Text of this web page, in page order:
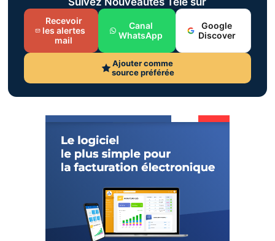
Recevoir
les alertes
mail
Canal
WhatsApp
Google
Discover
Ajouter comme
source préférée